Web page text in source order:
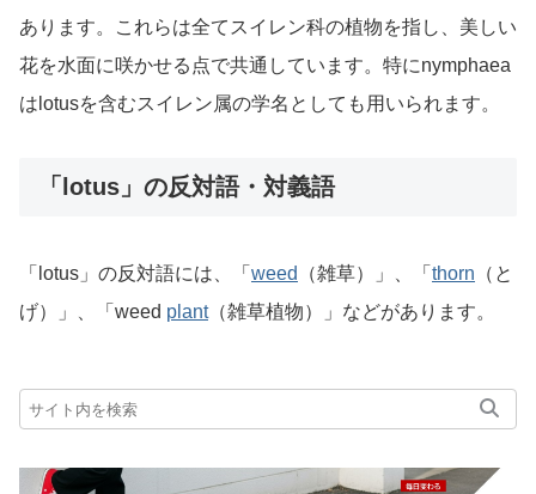
あります。これらは全てスイレン科の植物を指し、美しい
花を水面に咲かせる点で共通しています。特にnymphaea
はlotusを含むスイレン属の学名としても用いられます。
「lotus」の反対語・対義語
「lotus」の反対語には、「 weed （雑草）」、「 thorn （と
げ）」、「weed plant（雑草植物）」などがあります。